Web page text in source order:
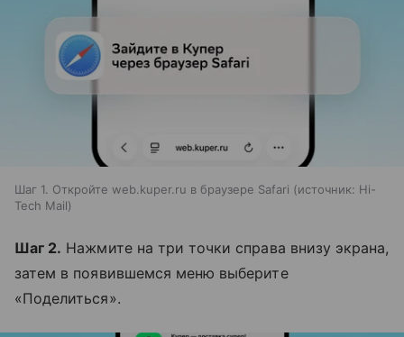
Шаг 1. Откройте web.kuper.ru в браузере Safari источник: Hi-
Tech Mail
Шаг 2. Нажмите на три точки справа внизу экрана,
затем в появившемся меню выберите
«Поделиться».